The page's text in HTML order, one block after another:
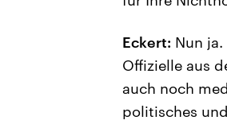
Eckert: Nun
Offizielle aus
auch noch
politisches